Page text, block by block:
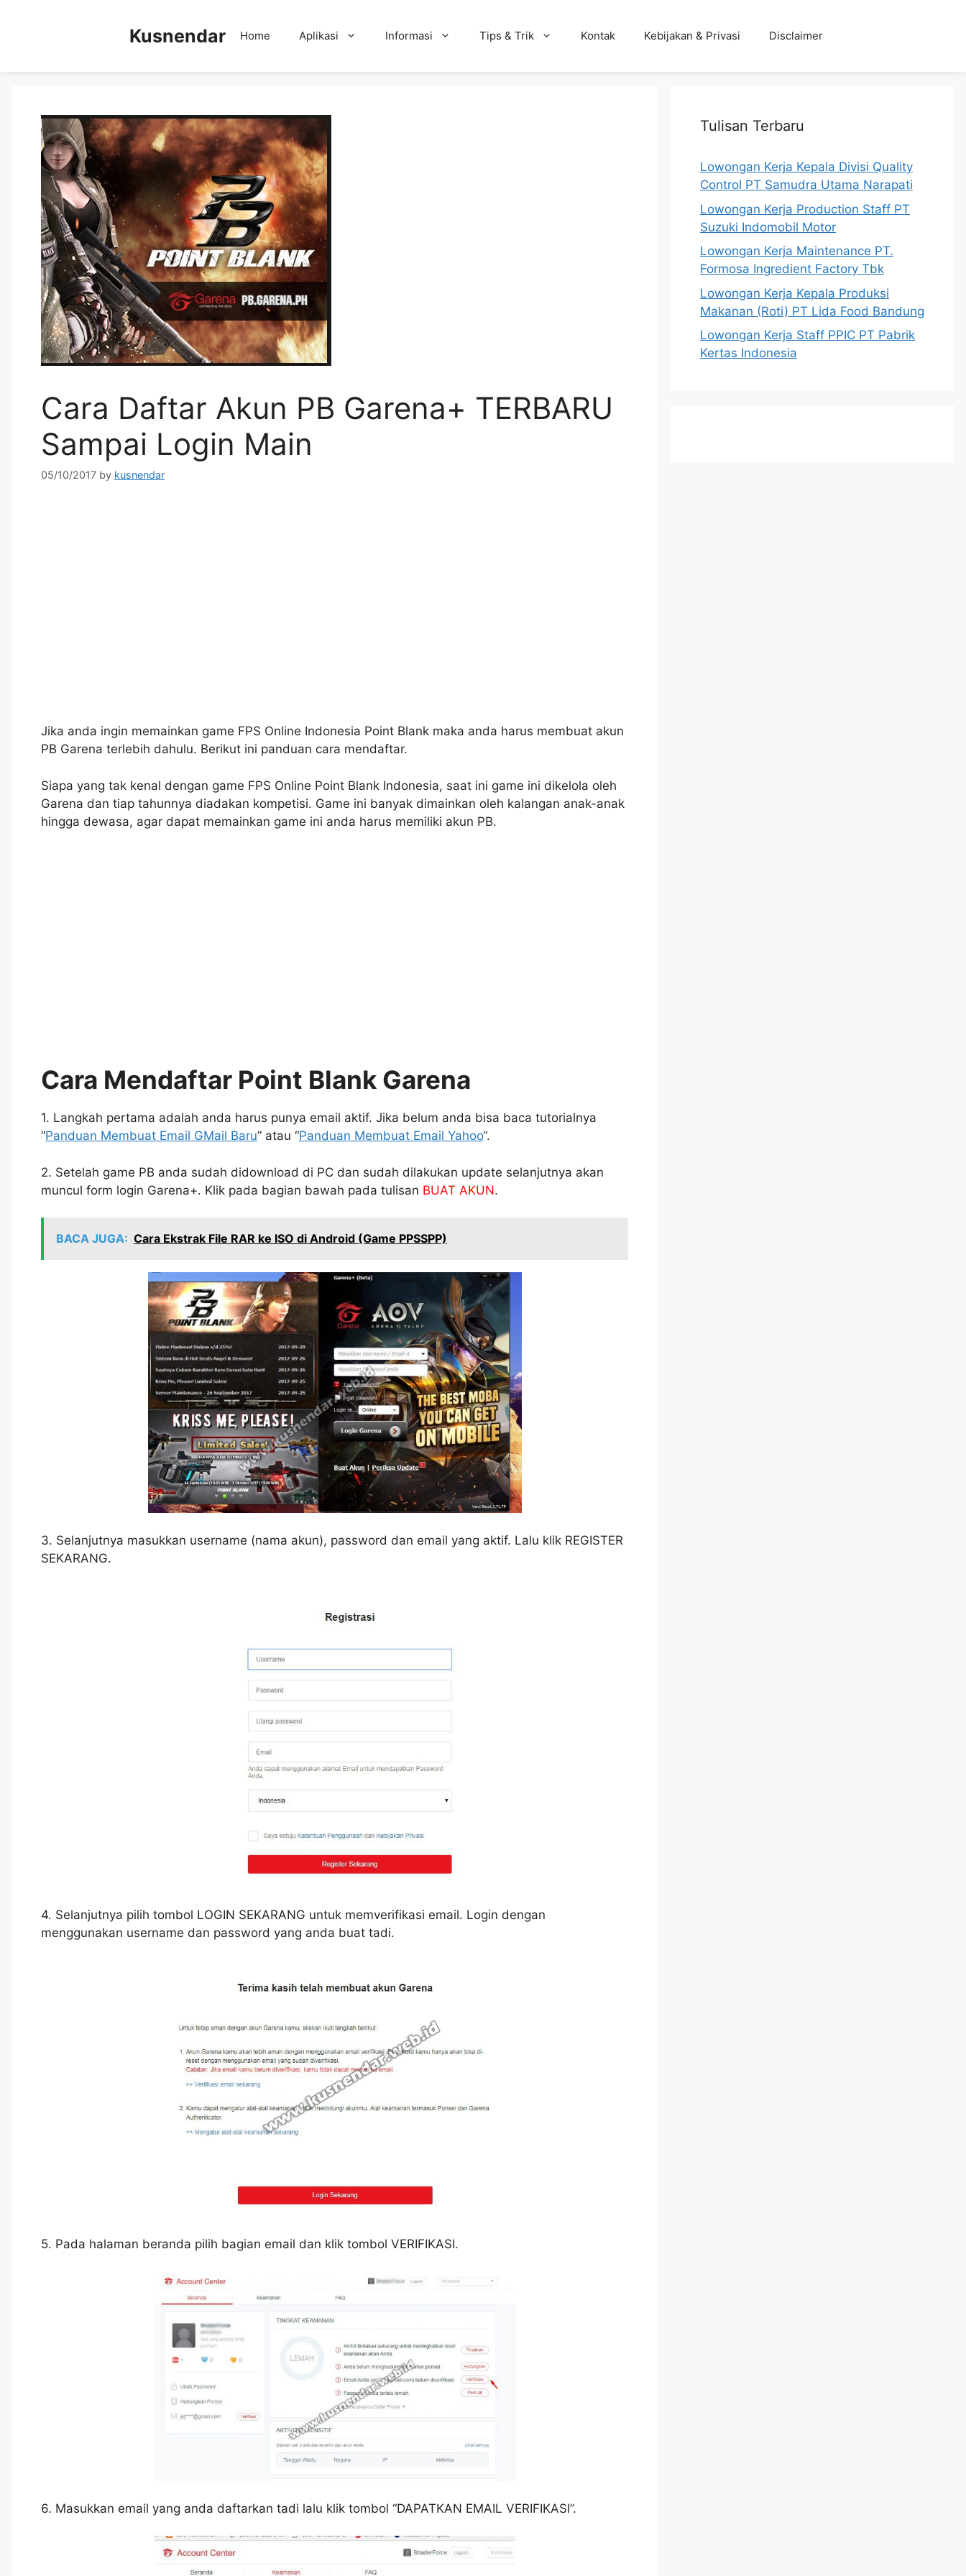
Kusnendar Home Aplikasi Informasi Tips & Trik Kontak Kebijakan & Privasi Disclaimer
Cara Daftar Akun PB Garena+ TERBARU
Sampai Login Main
05/10/2017 by kusnendar
Jika anda ingin memainkan game FPS Online Indonesia Point Blank maka anda harus membuat akun
PB Garena terlebih dahulu. Berikut ini panduan cara mendaftar.
Siapa yang tak kenal dengan game FPS Online Point Blank Indonesia, saat ini game ini dikelola oleh
Garena dan tiap tahunnya diadakan kompetisi. Game ini banyak dimainkan oleh kalangan anak-anak
hingga dewasa, agar dapat memainkan game ini anda harus memiliki akun PB.
Cara Mendaftar Point Blank Garena
1. Langkah pertama adalah anda harus punya email aktif. Jika belum anda bisa baca tutorialnya
“Panduan Membuat Email GMail Baru” atau “Panduan Membuat Email Yahoo“.
2. Setelah game PB anda sudah didownload di PC dan sudah dilakukan update selanjutnya akan
muncul form login Garena+. Klik pada bagian bawah pada tulisan BUAT AKUN.
BACA JUGA: Cara Ekstrak File RAR ke ISO di Android (Game PPSSPP)
3. Selanjutnya masukkan username (nama akun), password dan email yang aktif. Lalu klik REGISTER
SEKARANG.
4. Selanjutnya pilih tombol LOGIN SEKARANG untuk memverifikasi email. Login dengan
menggunakan username dan password yang anda buat tadi.
5. Pada halaman beranda pilih bagian email dan klik tombol VERIFIKASI.
6. Masukkan email yang anda daftarkan tadi lalu klik tombol “DAPATKAN EMAIL VERIFIKASI”.
Tulisan Terbaru
Lowongan Kerja Kepala Divisi Quality
Control PT Samudra Utama Narapati
Lowongan Kerja Production Staff PT
Suzuki Indomobil Motor
Lowongan Kerja Maintenance PT.
Formosa Ingredient Factory Tbk
Lowongan Kerja Kepala Produksi
Makanan (Roti) PT Lida Food Bandung
Lowongan Kerja Staff PPIC PT Pabrik
Kertas Indonesia